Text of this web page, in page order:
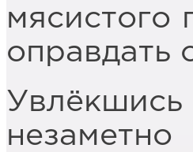
мясистого
оправдать